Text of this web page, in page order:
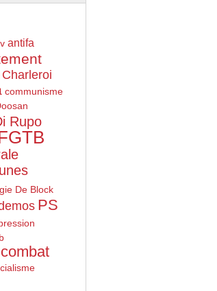
antifa
Charleroi
communisme
Rupo
De Block
PS